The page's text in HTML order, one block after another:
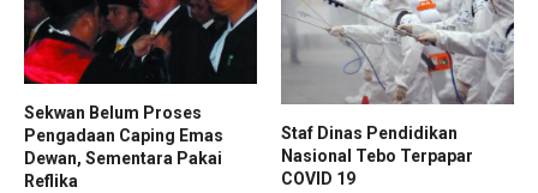
Sekwan Belum Proses
Pengadaan Caping Emas
Dewan, Sementara Pakai
Reflika
Staf Dinas Pendidikan
Nasional Tebo Terpapar
COVID 19